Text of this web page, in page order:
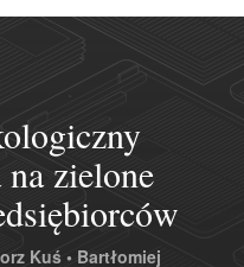
na zielone
Kuś • Bartłomiej